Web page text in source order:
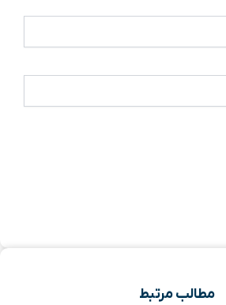
مطالب مرتبط